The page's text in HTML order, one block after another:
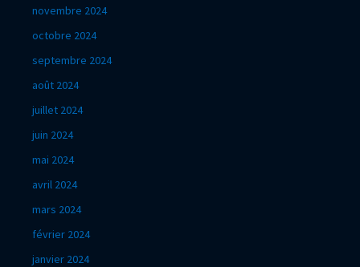
novembre 2024
octobre 2024
septembre 2024
août 2024
juillet 2024
juin 2024
mai 2024
avril 2024
mars 2024
février 2024
janvier 2024